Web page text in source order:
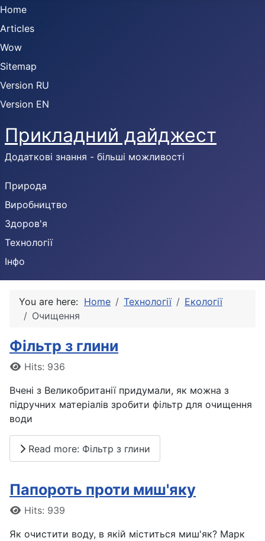
Home
Articles
Wow
Sitemap
Version RU
Version EN
Прикладний дайджест
Додаткові знання - більші можливості
Природа
Виробництво
Здоров'я
Технології
Інфо
You are here: Home Технології
Екології
Очищення
Фільтр з глини
DetailsHits: 936
Вчені з Великобританії придумали, як можна з
підручних матеріалів зробити фільтр для очищення
води
Read more: Фільтр з глини
Папороть проти миш'яку
DetailsHits: 939
Як очистити воду, в якій міститься миш'як? Марк